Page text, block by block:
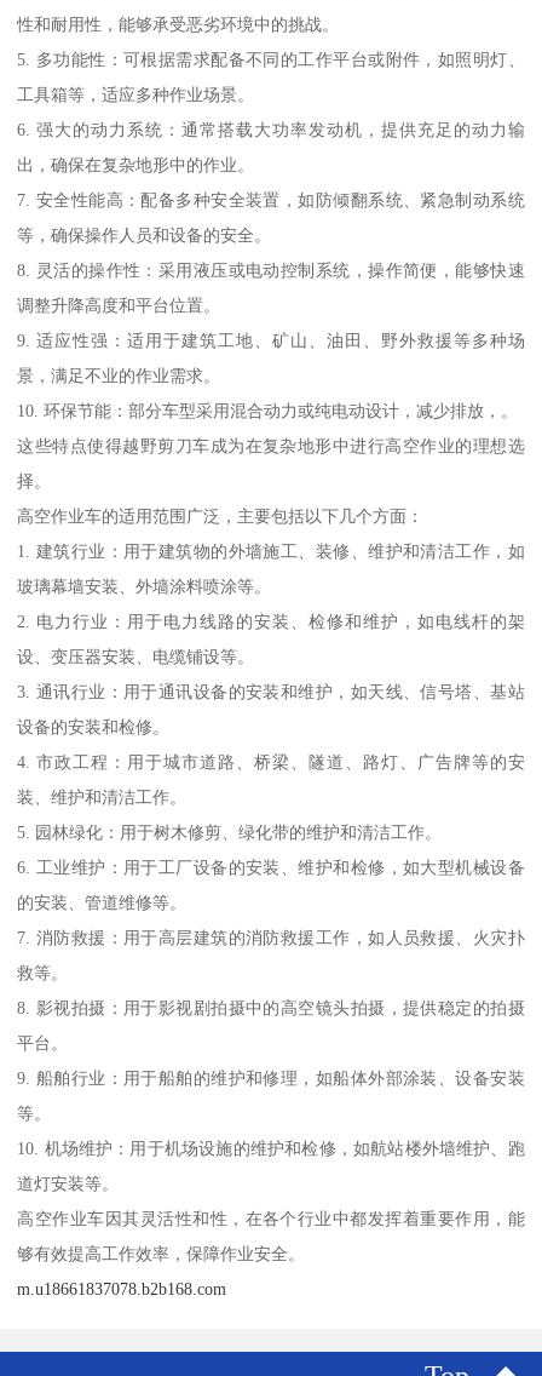
性和耐用性，能够承受恶劣环境中的挑战。
5. 多功能性：可根据需求配备不同的工作平台或附件，如照明灯、
工具箱等，适应多种作业场景。
6. 强大的动力系统：通常搭载大功率发动机，提供充足的动力输
出，确保在复杂地形中的作业。
7. 安全性能高：配备多种安全装置，如防倾翻系统、紧急制动系统
等，确保操作人员和设备的安全。
8. 灵活的操作性：采用液压或电动控制系统，操作简便，能够快速
调整升降高度和平台位置。
9. 适应性强：适用于建筑工地、矿山、油田、野外救援等多种场
景，满足不业的作业需求。
10. 环保节能：部分车型采用混合动力或纯电动设计，减少排放，。
这些特点使得越野剪刀车成为在复杂地形中进行高空作业的理想选
择。
高空作业车的适用范围广泛，主要包括以下几个方面：
1. 建筑行业：用于建筑物的外墙施工、装修、维护和清洁工作，如
玻璃幕墙安装、外墙涂料喷涂等。
2. 电力行业：用于电力线路的安装、检修和维护，如电线杆的架
设、变压器安装、电缆铺设等。
3. 通讯行业：用于通讯设备的安装和维护，如天线、信号塔、基站
设备的安装和检修。
4. 市政工程：用于城市道路、桥梁、隧道、路灯、广告牌等的安
装、维护和清洁工作。
5. 园林绿化：用于树木修剪、绿化带的维护和清洁工作。
6. 工业维护：用于工厂设备的安装、维护和检修，如大型机械设备
的安装、管道维修等。
7. 消防救援：用于高层建筑的消防救援工作，如人员救援、火灾扑
救等。
8. 影视拍摄：用于影视剧拍摄中的高空镜头拍摄，提供稳定的拍摄
平台。
9. 船舶行业：用于船舶的维护和修理，如船体外部涂装、设备安装
等。
10. 机场维护：用于机场设施的维护和检修，如航站楼外墙维护、跑
道灯安装等。
高空作业车因其灵活性和性，在各个行业中都发挥着重要作用，能
够有效提高工作效率，保障作业安全。
m.u18661837078.b2b168.com